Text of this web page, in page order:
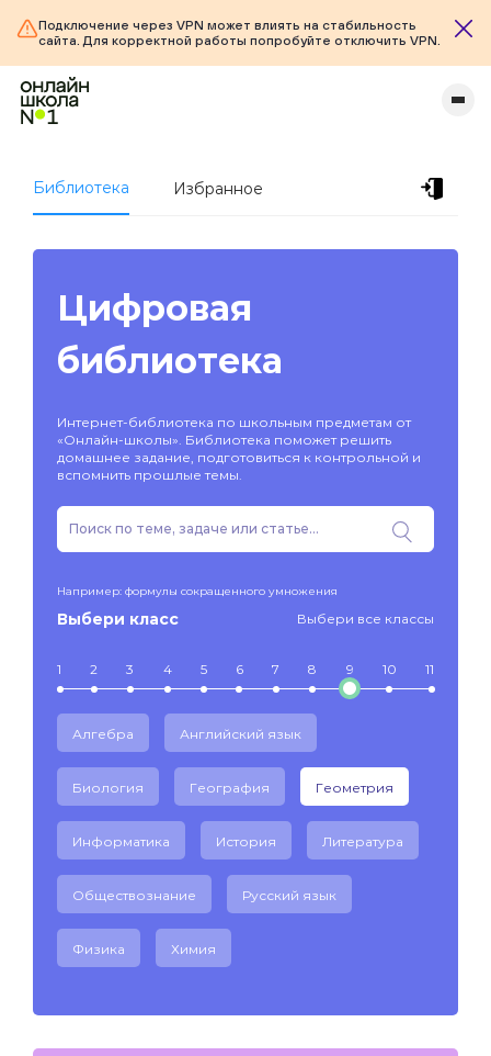
Подключение через VPN может влиять на стабильность
сайта. Для корректной работы попробуйте отключить VPN.
Библиотека Избранное
Цифровая
библиотека
Интернет-библиотека по школьным предметам от
«Онлайн-школы». Библиотека поможет решить
домашнее задание, подготовиться к контрольной и
вспомнить прошлые темы.
Например: формулы сокращенного умножения
Выбери класс Выбери все классы
1 2 3 4 5 6 7 8 9 10 11
Алгебра Английский язык
Биология География Геометрия
Информатика История Литература
Обществознание Русский язык
Физика Химия